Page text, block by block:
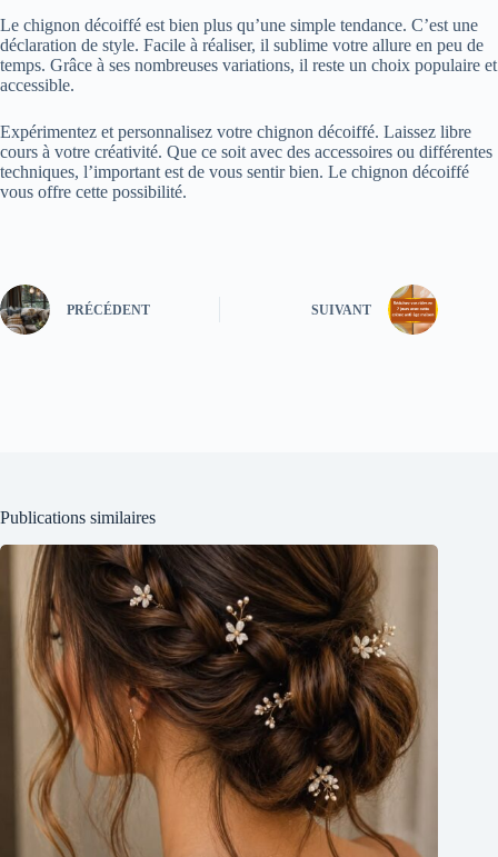
Le chignon décoiffé est bien plus qu’une simple tendance. C’est une
déclaration de style. Facile à réaliser, il sublime votre allure en peu de
temps. Grâce à ses nombreuses variations, il reste un choix populaire et
accessible.
Expérimentez et personnalisez votre chignon décoiffé. Laissez libre
cours à votre créativité. Que ce soit avec des accessoires ou différentes
techniques, l’important est de vous sentir bien. Le chignon décoiffé
vous offre cette possibilité.
PRÉCÉDENT SUIVANT
Publications similaires